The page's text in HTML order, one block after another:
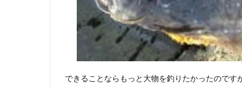
できることならもっと大物を釣りたかったので